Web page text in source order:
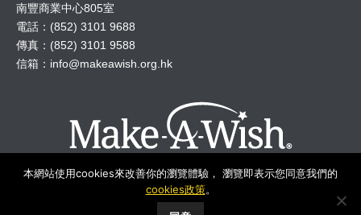
南豐商業中心805室
電話：(852) 3101 9688
傳真：(852) 3101 9588
信箱： info@makeawish.org.hk
© 2018 Make A Wish Hong Kong All Rights Reserved.
本網站使用cookies來改善你的瀏覽體驗， 瀏覽即表示您同意我們的
cookies政策。